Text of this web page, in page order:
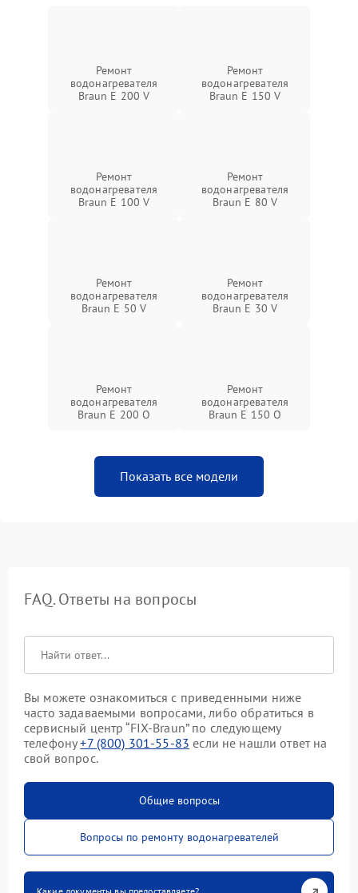
Ремонт
водонагревателя
Braun E 200 V
Ремонт
водонагревателя
Braun E 150 V
Ремонт
водонагревателя
Braun E 100 V
Ремонт
водонагревателя
Braun E 80 V
Ремонт
водонагревателя
Braun E 50 V
Ремонт
водонагревателя
Braun E 30 V
Ремонт
водонагревателя
Braun E 200 O
Ремонт
водонагревателя
Braun E 150 O
Показать все модели
FAQ. Ответы на вопросы
Вы можете ознакомиться с приведенными ниже
часто задаваемыми вопросами, либо обратиться в
сервисный центр “FIX-Braun” по следующему
телефону+7 (800) 301-55-83 если не нашли ответ на
свой вопрос.
Общие вопросы
Вопросы по ремонту водонагревателей